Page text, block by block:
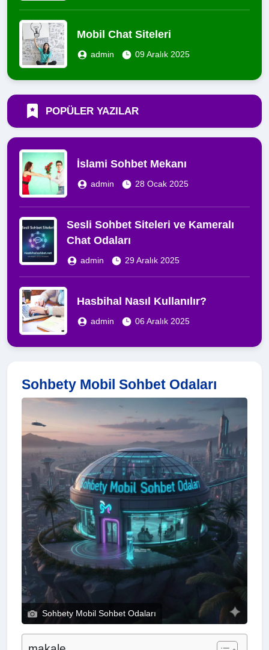
Mobil Chat Siteleri
admin 09 Aralık 2025
POPÜLER YAZILAR
İslami Sohbet Mekanı
admin 28 Ocak 2025
Sesli Sohbet Siteleri ve Kameralı
Chat Odaları
admin 29 Aralık 2025
Hasbihal Nasıl Kullanılır?
admin 06 Aralık 2025
Sohbety Mobil Sohbet Odaları
Sohbety Mobil Sohbet Odaları